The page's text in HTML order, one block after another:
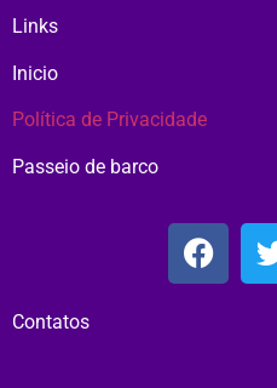
Links
Inicio
Política de Privacidade
Passeio de barco
Contatos